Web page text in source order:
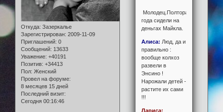
Откуда: Зазеркалье
Зарегистрирован: 2009-11-09
Приглашений: 0
Сообщений: 13633
Уважение: +40191
Позитив: +34413
Пол: Женский
Провел на форуме:
8 месяцев 15 дней
Последний визит:
Сегодня 00:16:46
Молодец.Полтора
года сидели на
деньгах Майкла.
Алиса: Люд, да и
правильно :
вообще колхоз
развели в
Энсино !
Нарожали детей -
растите их сами
!!!
Лариса: